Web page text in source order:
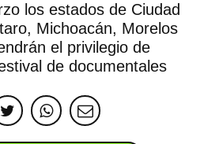
los estados de Ciudad
Michoacán, Morelos
el privilegio de
de documentales